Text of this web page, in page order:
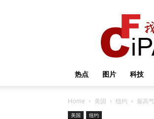
热点 图片 科技
Home 美国 纽约 最高
美国 纽约